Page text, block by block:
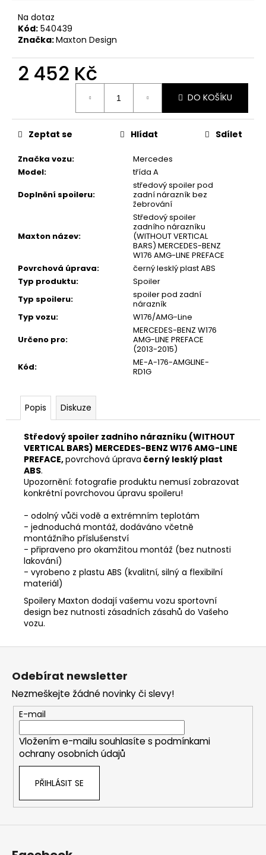
Na dotaz
Kód: 540439
Značka:Maxton Design
2 452 Kč
DO KOŠÍKU
Značka vozu:
Mercedes
Model:
třída A
Doplnění spoileru:
středový spoiler pod
zadní nárazník bez
žebrování
Maxton název:
Středový spoiler
zadního nárazníku
(WITHOUT VERTICAL
BARS) MERCEDES-BENZ
W176 AMG-LINE PREFACE
Povrchová úprava:
černý lesklý plast ABS
Typ produktu:
Spoiler
Typ spoileru:
spoiler pod zadní
nárazník
Typ vozu:
W176/AMG-Line
Určeno pro:
MERCEDES-BENZ W176
AMG-LINE PREFACE
(2013-2015)
Kód:
ME-A-176-AMGLINE-
RD1G
Zeptat se Hlídat Sdílet
Popis Diskuze
Středový spoiler zadního nárazníku (WITHOUT
VERTICAL BARS) MERCEDES-BENZ W176 AMG-LINE
PREFACE,povrchová úprava černý lesklý plast
ABS.
Upozornění: fotografie produktu nemusí zobrazovat
konkrétní povrchovou úpravu spoileru!
- odolný vůči vodě a extrémním teplotám
- jednoduchá montáž, dodáváno včetně
montážního příslušenství
- připraveno pro okamžitou montáž (bez nutnosti
lakování)
- vyrobeno z plastu ABS (kvalitní, silný a flexibilní
materiál)
Spoilery Maxton dodají vašemu vozu sportovní
design bez nutnosti zásadních zásahů do Vašeho
vozu.
Z
Odebírat newsletter
Nezmeškejte žádné novinky či slevy!
E-mail
Vložením e-mailu souhlasíte s podmínkami
ochrany osobních údajů
PŘIHLÁSIT SE